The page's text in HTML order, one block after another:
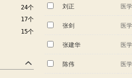
24个
17个
15个
14个
刘正 医
张剑 医
张建华 医
陈伟 医